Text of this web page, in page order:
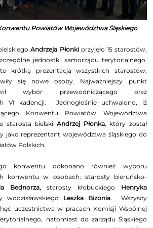
Powiatów Województwa Śląskiego
Andrzeja Płonkiprzyjęło 15 starostów,
jednostki samorządu terytorialnego.
krótką prezentacją wszystkich starostów,
się nowe osoby. Najważniejszy punkt
wybór przewodniczącego oraz
VI kadencji. Jednogłośnie uchwalono, iż
Konwentu Powiatów Województwa
starosta bielskiAndrzej Płonka, który został
jako reprezentant województwa śląskiego do
Polskich.
konwentu dokonano również wyboru
konwentu w osobach: starosty bieruńsko-
Bednorza,starosty kłobuckiego Henryka
wodzisławskiego Leszka Bizonia. Wszyscy
uczestnictwa w pracach Komisji Wspólnej
natomiast do zarządu Śląskiego